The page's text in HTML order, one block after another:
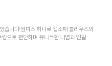
습니다!원피스 하나로 캡소매 블라우스와
으로 편안하며 유니크한 나염과 언발